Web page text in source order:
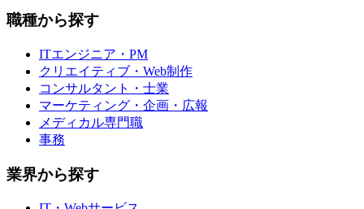
職種から探す
ITエンジニア・PM
クリエイティブ・Web制作
コンサルタント・士業
マーケティング・企画・広報
メディカル専門職
事務
業界から探す